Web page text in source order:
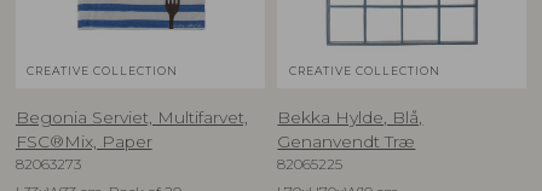
CREATIVE COLLECTION
Begonia Serviet, Multifarvet,
FSC®Mix, Paper
82063273
CREATIVE COLLECTION
Bekka Hylde, Blå,
Genanvendt Træ
82065225